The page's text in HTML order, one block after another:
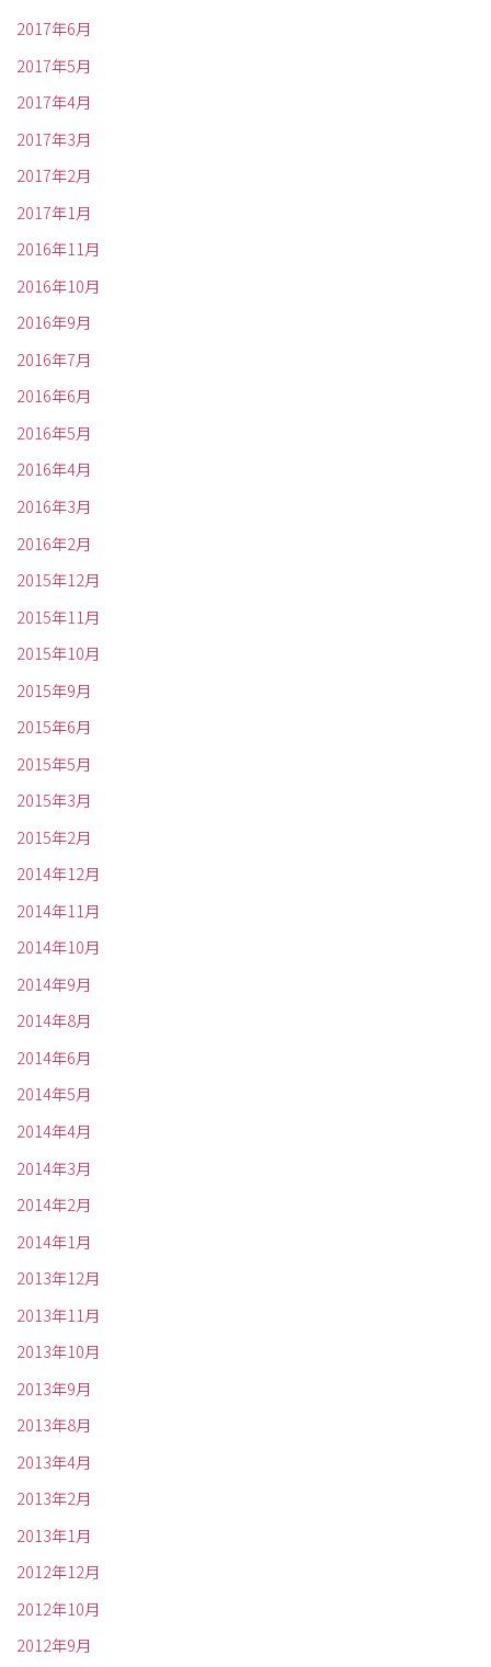
2017年6月
2017年5月
2017年4月
2017年3月
2017年2月
2017年1月
2016年11月
2016年10月
2016年9月
2016年7月
2016年6月
2016年5月
2016年4月
2016年3月
2016年2月
2015年12月
2015年11月
2015年10月
2015年9月
2015年6月
2015年5月
2015年3月
2015年2月
2014年12月
2014年11月
2014年10月
2014年9月
2014年8月
2014年6月
2014年5月
2014年4月
2014年3月
2014年2月
2014年1月
2013年12月
2013年11月
2013年10月
2013年9月
2013年8月
2013年4月
2013年2月
2013年1月
2012年12月
2012年10月
2012年9月